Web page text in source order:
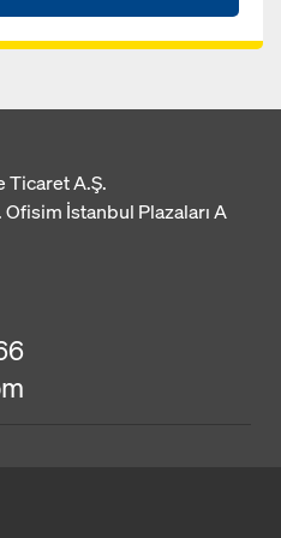
Ticaret A.Ş.
İstanbul Plazaları A